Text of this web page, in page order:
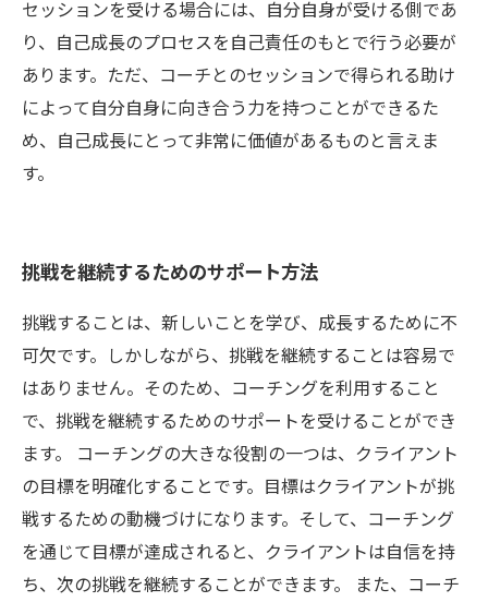
セッションを受ける場合には、自分自身が受ける側であ
り、自己成長のプロセスを自己責任のもとで行う必要が
あります。ただ、コーチとのセッションで得られる助け
によって自分自身に向き合う力を持つことができるた
め、自己成長にとって非常に価値があるものと言えま
す。
挑戦を継続するためのサポート方法
挑戦することは、新しいことを学び、成長するために不
可欠です。しかしながら、挑戦を継続することは容易で
はありません。そのため、コーチングを利用すること
で、挑戦を継続するためのサポートを受けることができ
ます。 コーチングの大きな役割の一つは、クライアント
の目標を明確化することです。目標はクライアントが挑
戦するための動機づけになります。そして、コーチング
を通じて目標が達成されると、クライアントは自信を持
ち、次の挑戦を継続することができます。 また、コーチ